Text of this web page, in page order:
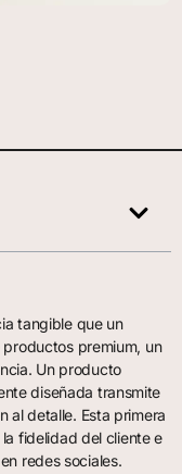
tangible que un
premium, un
Un producto
diseñada transmite
al detalle. Esta primera
fidelidad del cliente e
redes sociales.